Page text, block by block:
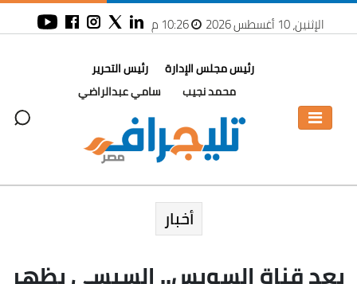
الإثنين، 10 أغسطس 2026 10:26 م
رئيس مجلس الإدارة
محمد نجيب
رئيس التحرير
سامي عبدالراضي
أخبار